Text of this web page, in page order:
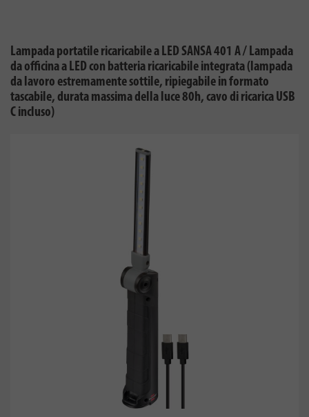
Lampada portatile ricaricabile a LED SANSA 401 A / Lampada
da officina a LED con batteria ricaricabile integrata (lampada
da lavoro estremamente sottile, ripiegabile in formato
tascabile, durata massima della luce 80h, cavo di ricarica USB
C incluso)